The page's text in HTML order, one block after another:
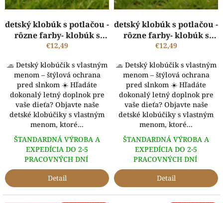
u
tdetský klobúk s potlačou -
rôzne farby- klobúk s
vlastným menom
€12,49
🧢 Detský klobúčik s vlastným
menom – štýlová ochrana
pred slnkom ☀️ Hľadáte
dokonalý letný doplnok pre
vaše dieťa? Objavte naše
detské klobúčiky s vlastným
menom, ktoré...
ŠTANDARDNÁ VÝROBA A
EXPEDÍCIA DO 2-5
PRACOVNÝCH DNÍ
Detail
detský klobúk s potlačou -
rôzne farby- klobúk s
vlastným menom
€12,49
🧢 Detský klobúčik s vlastným
menom – štýlová ochrana
pred slnkom ☀️ Hľadáte
dokonalý letný doplnok pre
vaše dieťa? Objavte naše
detské klobúčiky s vlastným
menom, ktoré...
ŠTANDARDNÁ VÝROBA A
EXPEDÍCIA DO 2-5
PRACOVNÝCH DNÍ
Detail